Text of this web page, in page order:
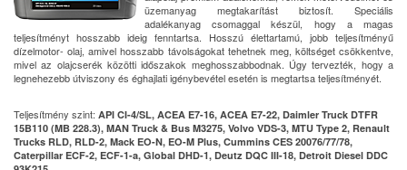
üzemanyag megtakarítást biztosít. Speciális
adalékanyag csomaggal készül, hogy a magas
teljesítményt hosszabb ideig fenntartsa. Hosszú élettartamú, jobb teljesítményű
dízelmotor- olaj, amivel hosszabb távolságokat tehetnek meg, költséget csökkentve,
mivel az olajcserék közötti időszakok meghosszabbodnak. Úgy tervezték, hogy a
legnehezebb útviszony és éghajlati igénybevétel esetén is megtartsa teljesítményét.
Teljesítmény szint: API CI-4/SL, ACEA E7-16, ACEA E7-22, Daimler Truck DTFR
15B110 (MB 228.3), MAN Truck & Bus M3275, Volvo VDS-3, MTU Type 2, Renault
Trucks RLD, RLD-2, Mack EO-N, EO-M Plus, Cummins CES 20076/77/78,
Caterpillar ECF-2, ECF-1-a, Global DHD-1, Deutz DQC III-18, Detroit Diesel DDC